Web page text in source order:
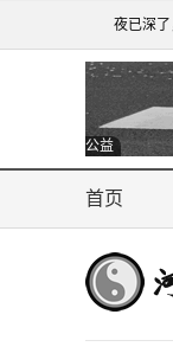
夜已深了
公益
首页